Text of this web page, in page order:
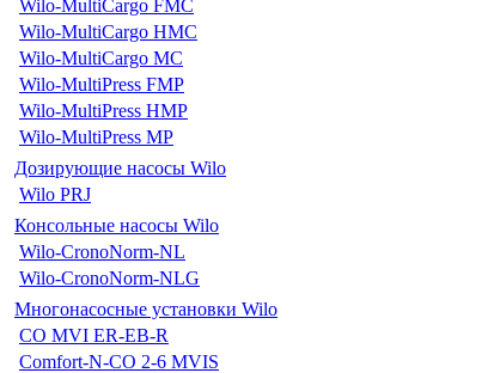
Wilo-MultiCargo FMC
Wilo-MultiCargo HMC
Wilo-MultiCargo MC
Wilo-MultiPress FMP
Wilo-MultiPress HMP
Wilo-MultiPress MP
Дозирующие насосы Wilo
Wilo PRJ
Консольные насосы Wilo
Wilo-CronoNorm-NL
Wilo-CronoNorm-NLG
Многонасосные установки Wilo
CO MVI ER-EB-R
Comfort-N-CO 2-6 MVIS